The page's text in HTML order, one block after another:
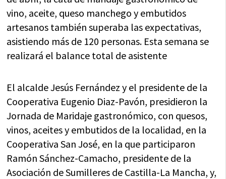
vino, aceite, queso manchego y embutidos
artesanos también superaba las expectativas,
asistiendo más de 120 personas. Esta semana se
realizará el balance total de asistente
El alcalde Jesús Fernández y el presidente de la
Cooperativa Eugenio Diaz-Pavón, presidieron la
Jornada de Maridaje gastronómico, con quesos,
vinos, aceites y embutidos de la localidad, en la
Cooperativa San José, en la que participaron
Ramón Sánchez-Camacho, presidente de la
Asociación de Sumilleres de Castilla-La Mancha, y,